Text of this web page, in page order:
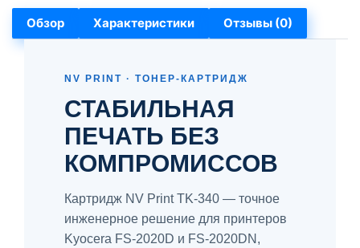
Обзор Характеристики Отзывы (0)
NV PRINT · ТОНЕР-КАРТРИДЖ
СТАБИЛЬНАЯ
ПЕЧАТЬ БЕЗ
КОМПРОМИССОВ
Картридж NV Print TK-340 — точное
инженерное решение для принтеров
Kyocera FS-2020D и FS-2020DN,